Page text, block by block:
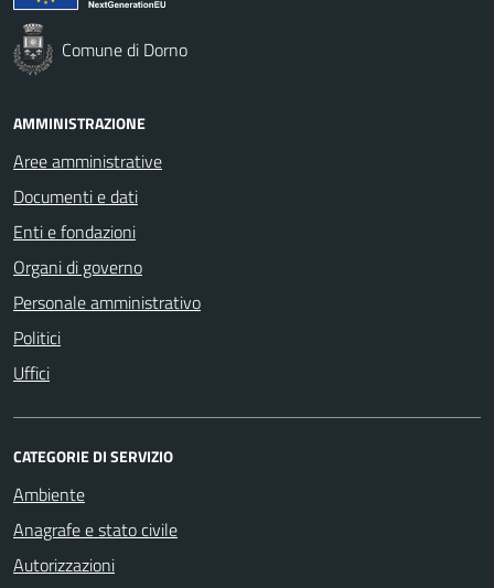
Comune di Dorno
AMMINISTRAZIONE
Aree amministrative
Documenti e dati
Enti e fondazioni
Organi di governo
Personale amministrativo
Politici
Uffici
CATEGORIE DI SERVIZIO
Ambiente
Anagrafe e stato civile
Autorizzazioni